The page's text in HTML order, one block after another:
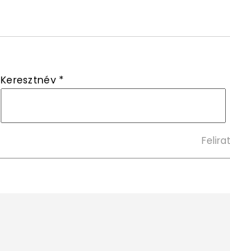
Keresztnév *